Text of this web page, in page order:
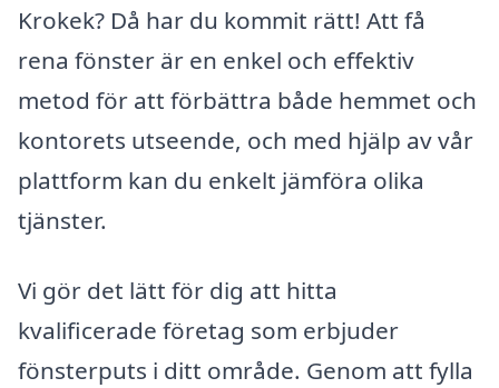
Krokek? Då har du kommit rätt! Att få
rena fönster är en enkel och effektiv
metod för att förbättra både hemmet och
kontorets utseende, och med hjälp av vår
plattform kan du enkelt jämföra olika
tjänster.
Vi gör det lätt för dig att hitta
kvalificerade företag som erbjuder
fönsterputs i ditt område. Genom att fylla